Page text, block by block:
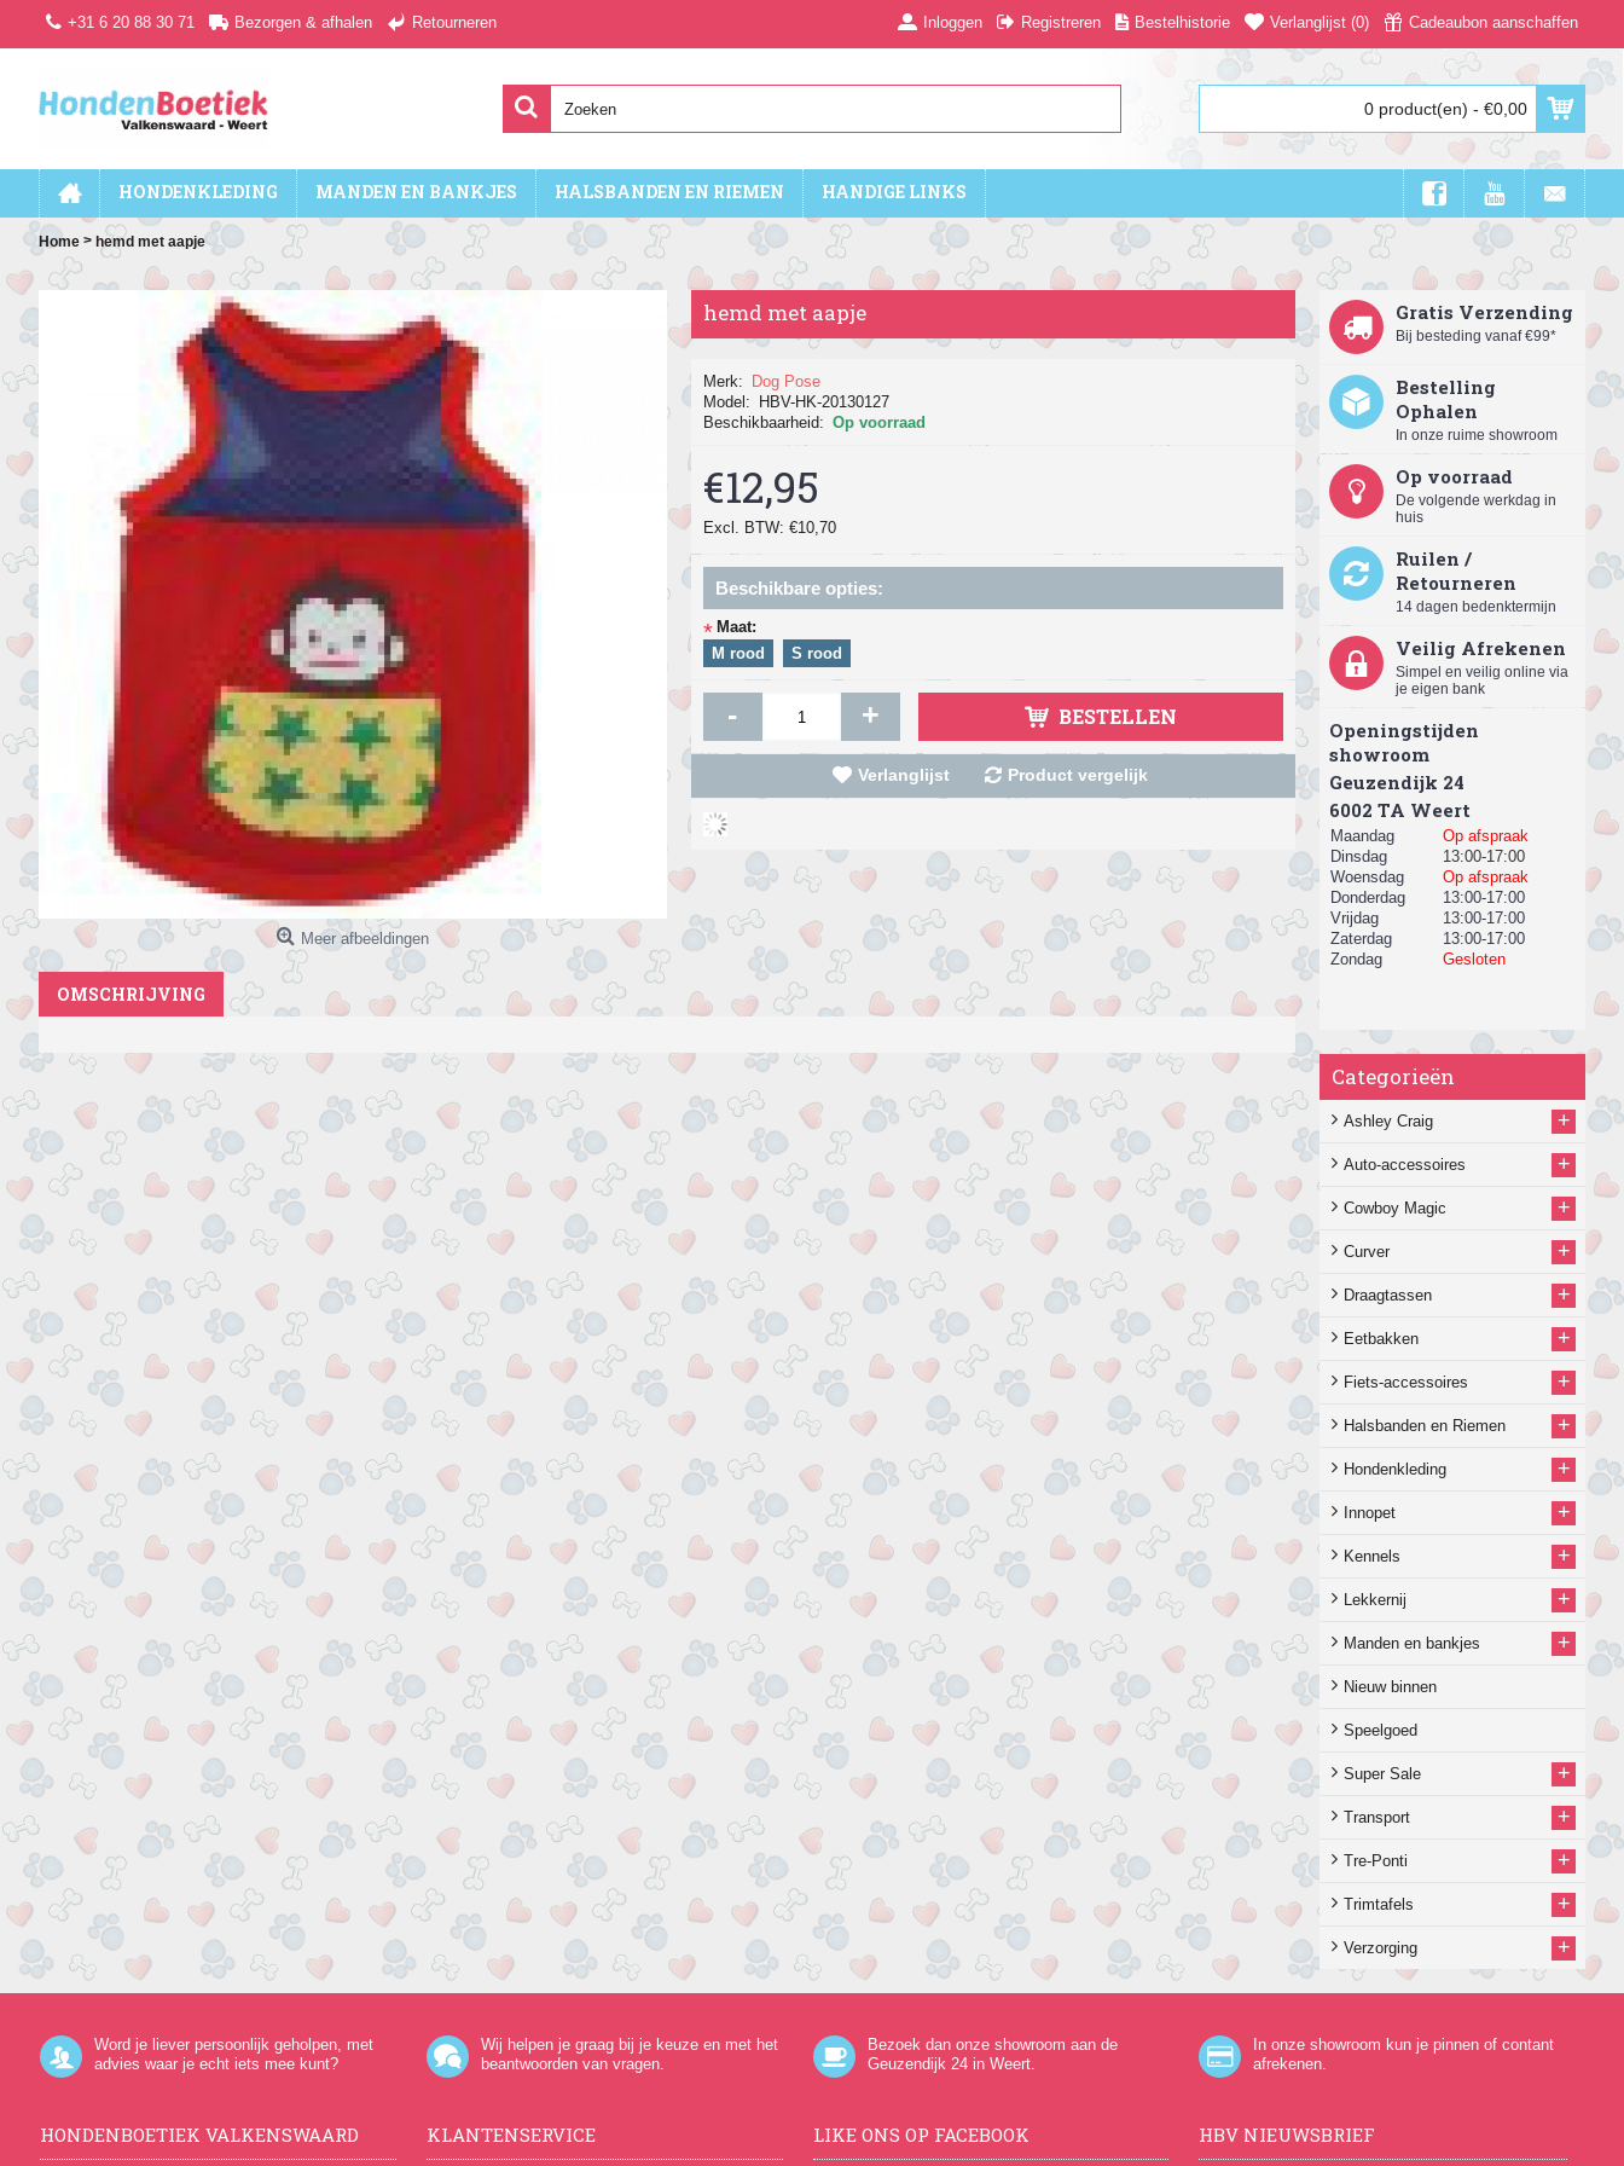
+31 6 20 88 30 71 Bezorgen & afhalen Retourneren Inloggen Registreren Bestelhistorie Verlanglijst (0) Cadeaubon aanschaffen
0 product(en) - €0,00
HONDENKLEDING MANDEN EN BANKJES HALSBANDEN EN RIEMEN HANDIGE LINKS
Home > hemd met aapje
Gratis Verzending
Bij besteding vanaf €99*
Bestelling
Ophalen
In onze ruime showroom
Op voorraad
De volgende werkdag in
huis
Ruilen /
Retourneren
14 dagen bedenktermijn
Veilig Afrekenen
Simpel en veilig online via
je eigen bank
Openingstijden
showroom
Geuzendijk 24
​6002 TA Weert
Maandag
Op afspraak
Dinsdag
13:00-17:00
Woensdag
Op afspraak
Donderdag
13:00-17:00
Vrijdag
13:00-17:00
Zaterdag
13:00-17:00
Zondag
Gesloten
Categorieën
Ashley Craig +
Auto-accessoires +
Cowboy Magic +
Curver +
Draagtassen +
Eetbakken +
Fiets-accessoires +
Halsbanden en Riemen +
Hondenkleding +
Innopet +
Kennels +
Lekkernij +
Manden en bankjes +
Nieuw binnen
Speelgoed
Super Sale +
Transport +
Tre-Ponti +
Trimtafels +
Verzorging +
Meer afbeeldingen
hemd met aapje
Merk:
Dog Pose
Model:
HBV-HK-20130127
Beschikbaarheid: Op voorraad
€12,95
Excl. BTW: €10,70
Beschikbare opties:
* Maat:
M rood
S rood
- + BESTELLEN
Verlanglijst Product vergelijk
OMSCHRIJVING
Word je liever persoonlijk geholpen, met
advies waar je echt iets mee kunt?
Wij helpen je graag bij je keuze en met het
beantwoorden van vragen.
Bezoek dan onze showroom aan de
Geuzendijk 24in Weert.
In onze showroom kun je pinnen of contant
afrekenen.
HONDENBOETIEK VALKENSWAARD KLANTENSERVICE LIKE ONS OP FACEBOOK HBV NIEUWSBRIEF